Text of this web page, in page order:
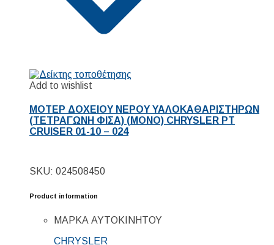
Add to wishlist
ΜΟΤΕΡ ΔΟΧΕΙΟΥ ΝΕΡΟΥ ΥΑΛΟΚΑΘΑΡΙΣΤΗΡΩΝ
(ΤΕΤΡΑΓΩΝΗ ΦΙΣΑ) (ΜΟΝΟ) CHRYSLER PT
CRUISER 01-10 – 024
SKU: 024508450
Product information
ΜΑΡΚΑ ΑΥΤΟΚΙΝΗΤΟΥ
CHRYSLER